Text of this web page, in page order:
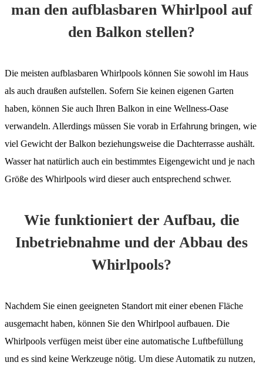
man den aufblasbaren Whirlpool auf
den Balkon stellen?
Die meisten aufblasbaren Whirlpools können Sie sowohl im Haus
als auch draußen aufstellen. Sofern Sie keinen eigenen Garten
haben, können Sie auch Ihren Balkon in eine Wellness-Oase
verwandeln. Allerdings müssen Sie vorab in Erfahrung bringen, wie
viel Gewicht der Balkon beziehungsweise die Dachterrasse aushält.
Wasser hat natürlich auch ein bestimmtes Eigengewicht und je nach
Größe des Whirlpools wird dieser auch entsprechend schwer.
Wie funktioniert der Aufbau, die
Inbetriebnahme und der Abbau des
Whirlpools?
Nachdem Sie einen geeigneten Standort mit einer ebenen Fläche
ausgemacht haben, können Sie den Whirlpool aufbauen. Die
Whirlpools verfügen meist über eine automatische Luftbefüllung
und es sind keine Werkzeuge nötig. Um diese Automatik zu nutzen,